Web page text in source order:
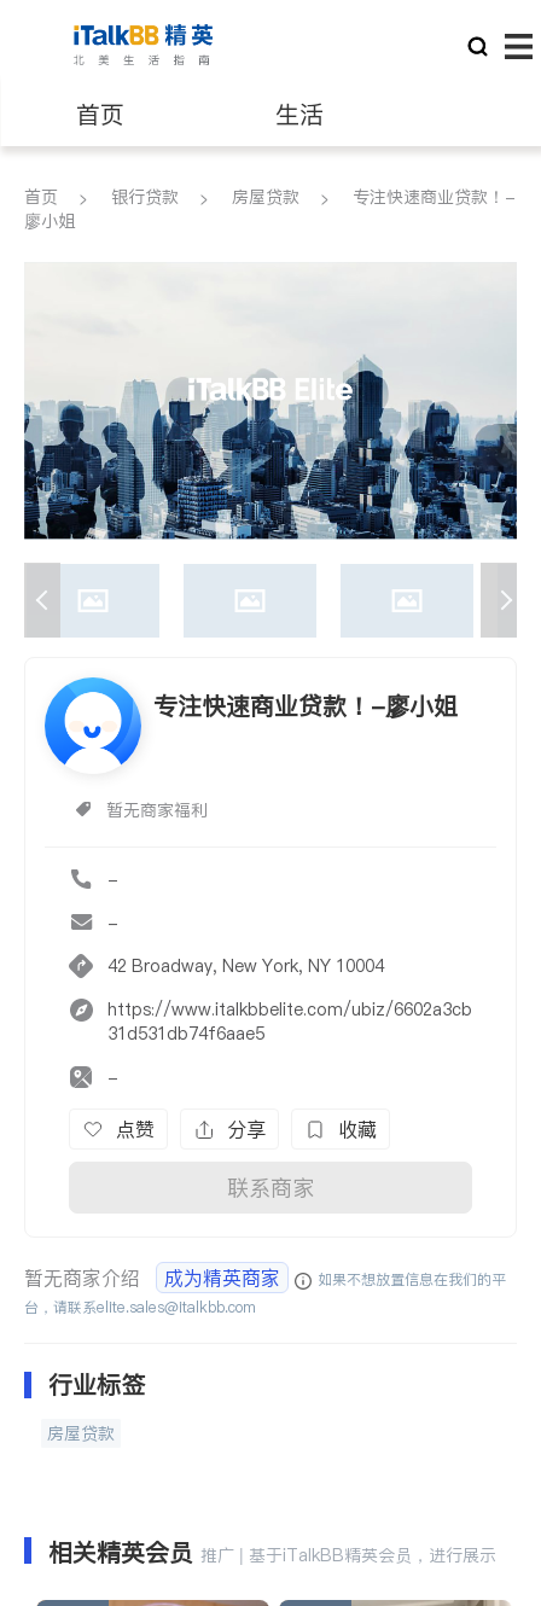
首页 生活
医生 律师
养老 非盈利组织
首页 银行贷款 房屋贷款
专注快速商业贷款！-
廖小姐
专注快速商业贷款！-廖小姐
暂无商家福利
-
-
42 Broadway, New York, NY 10004
https://www.italkbbelite.com/ubiz/6602a3cb
31d531db74f6aae5
-
点赞 分享 收藏
联系商家
暂无商家介绍 成为精英商家
如果不想放置信息在我们的平
台，请联系elite.sales@italkbb.com
行业标签
房屋贷款
相关精英会员 推广 | 基于iTalkBB精英会员，进行展示